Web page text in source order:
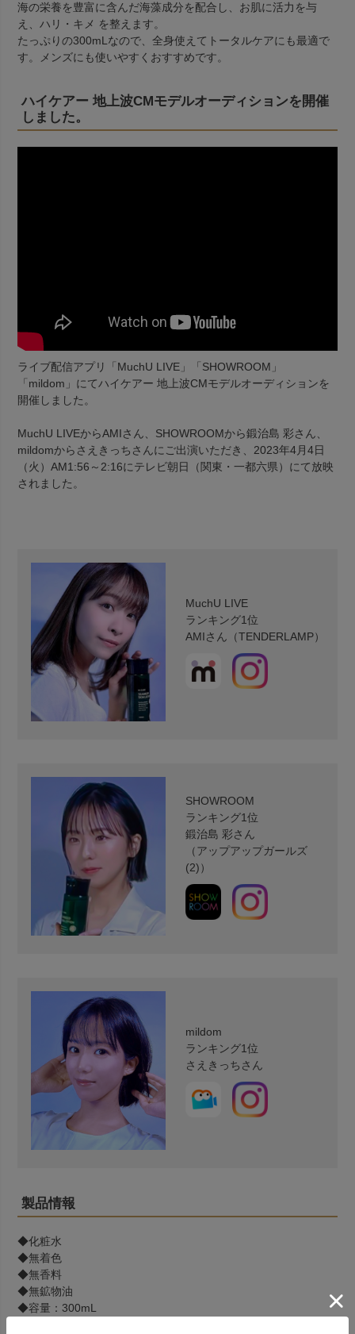
海の栄養を豊富に含んだ海藻成分を配合し、お肌に活力を与
え、ハリ・キメ を整えます。
たっぷりの300mLなので、全身使えてトータルケアにも最適で
す。メンズにも使いやすくおすすめです。
ハイケアー 地上波CMモデルオーディションを開催
しました。
ライブ配信アプリ「MuchU LIVE」「SHOWROOM」
「mildom」にてハイケアー 地上波CMモデルオーディションを
開催しました。
MuchU LIVEからAMIさん、SHOWROOMから鍛治島 彩さん、
mildomからさえきっちさんにご出演いただき、2023年4月4日
（火）AM1:56～2:16にテレビ朝日（関東・一都六県）にて放映
されました。
MuchU LIVE
ランキング1位
AMIさん（TENDERLAMP）
SHOWROOM
ランキング1位
鍛治島 彩さん
（アップアップガールズ
(2)）
mildom
ランキング1位
さえきっちさん
製品情報
◆化粧水
◆無着色
◆無香料
◆無鉱物油
◆容量：300mL